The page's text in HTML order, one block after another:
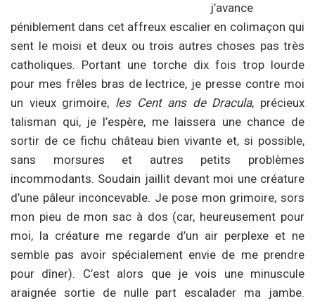
j’avance
péniblement dans cet affreux escalier en colimaçon qui
sent le moisi et deux ou trois autres choses pas très
catholiques. Portant une torche dix fois trop lourde
pour mes frêles bras de lectrice, je presse contre moi
un vieux grimoire, les Cent ans de Dracula, précieux
talisman qui, je l’espère, me laissera une chance de
sortir de ce fichu château bien vivante et, si possible,
sans morsures et autres petits problèmes
incommodants. Soudain jaillit devant moi une créature
d’une pâleur inconcevable. Je pose mon grimoire, sors
mon pieu de mon sac à dos (car, heureusement pour
moi, la créature me regarde d’un air perplexe et ne
semble pas avoir spécialement envie de me prendre
pour dîner). C’est alors que je vois une minuscule
araignée sortie de nulle part escalader ma jambe.